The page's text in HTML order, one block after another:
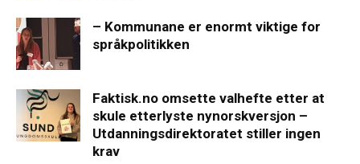
– Kommunane er enormt viktige for
språkpolitikken
Faktisk.no omsette valhefte etter at
skule etterlyste nynorskversjon –
Utdanningsdirektoratet stiller ingen
krav